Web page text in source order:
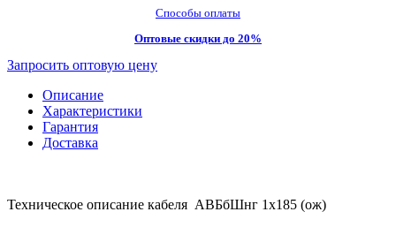
Способы оплаты
Оптовые скидки до 20%
Запросить оптовую цену
Описание
Характеристики
Гарантия
Доставка
Техническое описание кабеля АВБбШнг 1х185 (ож)